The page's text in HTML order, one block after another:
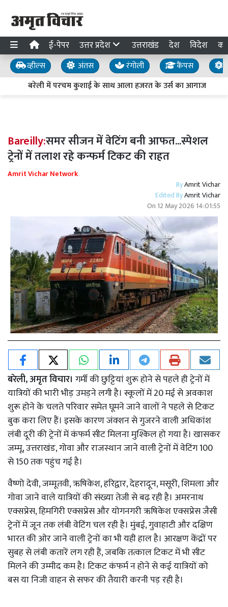
ई-पेपर उत्तर प्रदेश उत्तराखंड देश विदेश
व्हील्स अंतस रंगोली कैंपस
बरेली में परचम कुशाई के साथ आला हजरत के उर्स का आगाज
Bareilly:समर सीजन में वेटिंग बनी आफत...स्पेशल
ट्रेनों में तलाश रहे कन्फर्म टिकट की राहत
Amrit Vichar Network
ByAmrit Vichar
Edited ByAmrit Vichar
On 12 May 2026 14:01:55
बरेली, अमृत विचार। गर्मी की छुट्टियां शुरू होने से पहले ही ट्रेनों में
यात्रियों की भारी भीड़ उमड़ने लगी है। स्कूलों में 20 मई से अवकाश
शुरू होने के चलते परिवार समेत घूमने जाने वालों ने पहले से टिकट
बुक करा लिए हैं। इसके कारण जंक्शन से गुजरने वाली अधिकांश
लंबी दूरी की ट्रेनों में कंफर्म सीट मिलना मुश्किल हो गया है। खासकर
जम्मू, उत्तराखंड, गोवा और राजस्थान जाने वाली ट्रेनों में वेटिंग 100
से 150 तक पहुंच गई है।
वैष्णो देवी, जम्मूतवी, ऋषिकेश, हरिद्वार, देहरादून, मसूरी, शिमला और
गोवा जाने वाले यात्रियों की संख्या तेजी से बढ़ रही है। अमरनाथ
एक्सप्रेस, हिमगिरी एक्सप्रेस और योगनगरी ऋषिकेश एक्सप्रेस जैसी
ट्रेनों में जून तक लंबी वेटिंग चल रही है। मुंबई, गुवाहाटी और दक्षिण
भारत की ओर जाने वाली ट्रेनों का भी यही हाल है। आरक्षण केंद्रों पर
सुबह से लंबी कतारें लग रही हैं, जबकि तत्काल टिकट में भी सीट
मिलने की उम्मीद कम है। टिकट कंफर्म न होने से कई यात्रियों को
बस या निजी वाहन से सफर की तैयारी करनी पड़ रही है।